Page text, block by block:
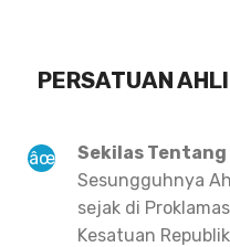
PERSATUAN
Sekilas Tentang
Sesungguhnya
sejak di
Kesatuan